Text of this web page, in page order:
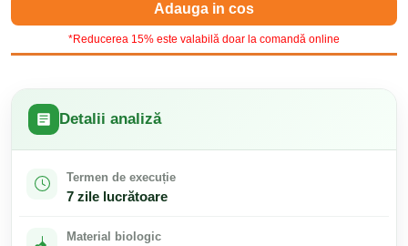
Adauga in cos
*Reducerea 15% este valabilă doar la comandă online
Detalii analiză
Termen de execuție
7 zile lucrătoare
Material biologic